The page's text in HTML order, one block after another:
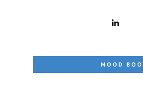
MOOD